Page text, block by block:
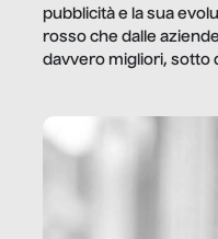
pubblicità e la sua
rosso che dalle
davvero migliori, sotto